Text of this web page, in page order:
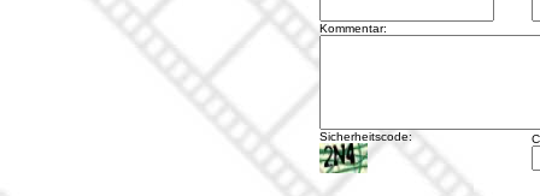
Kommentar:
Sicherheitscode: